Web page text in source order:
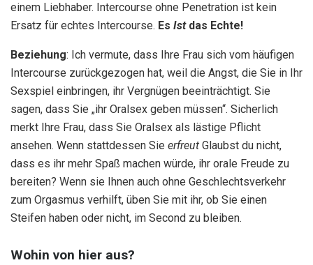
einem Liebhaber. Intercourse ohne Penetration ist kein
Ersatz für echtes Intercourse. Es Istdas Echte!
Beziehung: Ich vermute, dass Ihre Frau sich vom häufigen
Intercourse zurückgezogen hat, weil die Angst, die Sie in Ihr
Sexspiel einbringen, ihr Vergnügen beeinträchtigt. Sie
sagen, dass Sie „ihr Oralsex geben müssen“. Sicherlich
merkt Ihre Frau, dass Sie Oralsex als lästige Pflicht
ansehen. Wenn stattdessen Sie erfreut Glaubst du nicht,
dass es ihr mehr Spaß machen würde, ihr orale Freude zu
bereiten? Wenn sie Ihnen auch ohne Geschlechtsverkehr
zum Orgasmus verhilft, üben Sie mit ihr, ob Sie einen
Steifen haben oder nicht, im Second zu bleiben.
Wohin von hier aus?